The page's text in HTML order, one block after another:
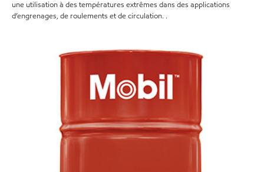
une utilisation à des températures extrêmes dans des applications
d’engrenages, de roulements et de circulation. .